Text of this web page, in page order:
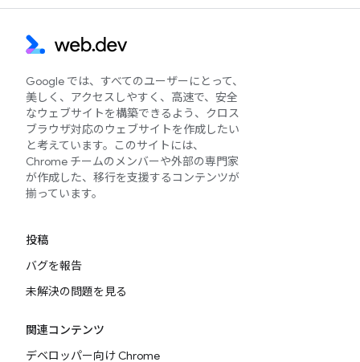
Google では、すべてのユーザーにとって、
美しく、アクセスしやすく、高速で、安全
なウェブサイトを構築できるよう、クロス
ブラウザ対応のウェブサイトを作成したい
と考えています。このサイトには、
Chrome チームのメンバーや外部の専門家
が作成した、移行を支援するコンテンツが
揃っています。
投稿
バグを報告
未解決の問題を見る
関連コンテンツ
デベロッパー向け Chrome